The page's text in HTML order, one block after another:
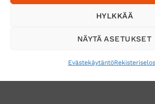
HYLKKÄÄ
NÄYTÄ ASETUKSET
Evästekäytäntö